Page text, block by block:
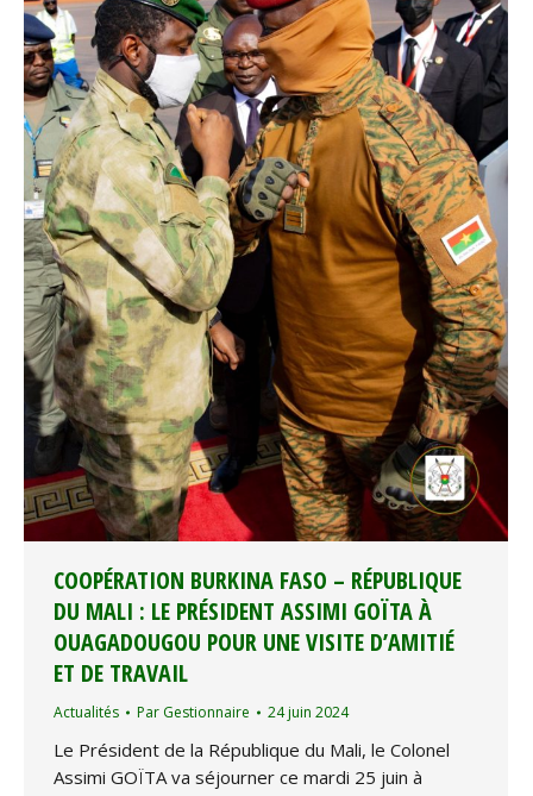
COOPÉRATION BURKINA FASO – RÉPUBLIQUE
DU MALI : LE PRÉSIDENT ASSIMI GOÏTA À
OUAGADOUGOU POUR UNE VISITE D’AMITIÉ
ET DE TRAVAIL
Actualités Par Gestionnaire 24 juin 2024
Le Président de la République du Mali, le Colonel
Assimi GOÏTA va séjourner ce mardi 25 juin à